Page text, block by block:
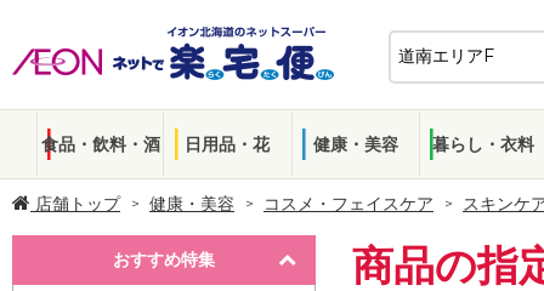
食品・飲料・酒 日用品・花 健康・美容 暮らし・衣料
店舗トップ 健康・美容 コスメ・フェイスケア スキンケ
おすすめ特集
商品の指